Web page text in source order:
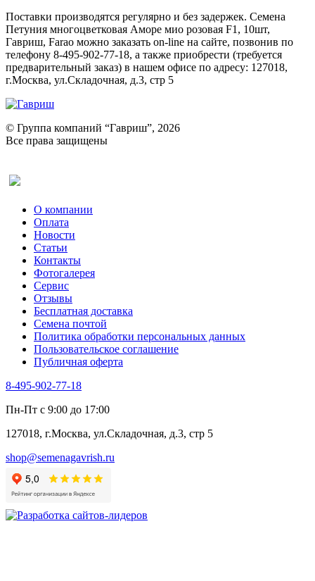
Поставки производятся регулярно и без задержек. Семена
Петуния многоцветковая Аморе мио розовая F1, 10шт,
Гавриш, Farao можно заказать on-line на сайте, позвонив по
телефону 8-495-902-77-18, а также приобрести (требуется
предварительный заказ) в нашем офисе по адресу: 127018,
г.Москва, ул.Складочная, д.3, стр 5
© Группа компаний “Гавриш”, 2026
Все права защищены
О компании
Оплата
Новости
Статьи
Контакты
Фотогалерея​
Сервис
Отзывы
Бесплатная доставка
Семена почтой
Политика обработки персональных данных
Пользовательское соглашение
Публичная оферта
8-495-902-77-18
Пн-Пт с 9:00 до 17:00
127018, г.Москва, ул.Складочная, д.3, стр 5
shop@semenagavrish.ru